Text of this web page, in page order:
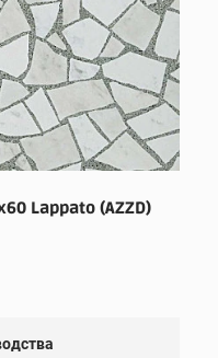
Lappato (AZZD)